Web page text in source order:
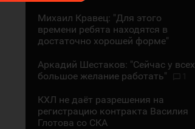
Михаил Кравец: "Для этого
времени ребята находятся в
достаточно хорошей форме"
Аркадий Шестаков: "Сейчас у всех
большое желание работать"
КХЛ не даёт разрешения на
регистрацию контракта Василия
Глотова со СКА